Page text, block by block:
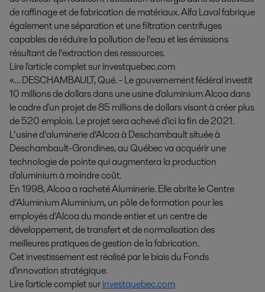
de raffinage et de fabrication de matériaux. Alfa Laval fabrique
également une séparation et une filtration centrifuges
capables de réduire la pollution de l’eau et les émissions
résultant de l’extraction des ressources.
Lire l'article complet sur investquebec.com
«… DESCHAMBAULT, Qué. - Le gouvernement fédéral investit
10 millions de dollars dans une usine d'aluminium Alcoa dans
le cadre d'un projet de 85 millions de dollars visant à créer plus
de 520 emplois. Le projet sera achevé d'ici la fin de 2021.
L’usine d’aluminerie d’Alcoa à Deschambault située à
Deschambault-Grondines, au Québec va acquérir une
technologie de pointe qui augmentera la production
d'aluminium à moindre coût.
En 1998, Alcoa a racheté Aluminerie. Elle abrite le Centre
d’Aluminium Aluminium, un pôle de formation pour les
employés d’Alcoa du monde entier et un centre de
développement, de transfert et de normalisation des
meilleures pratiques de gestion de la fabrication.
Cet investissement est réalisé par le biais du Fonds
d'innovation stratégique.
Lire l'article complet surinvestquebec.com